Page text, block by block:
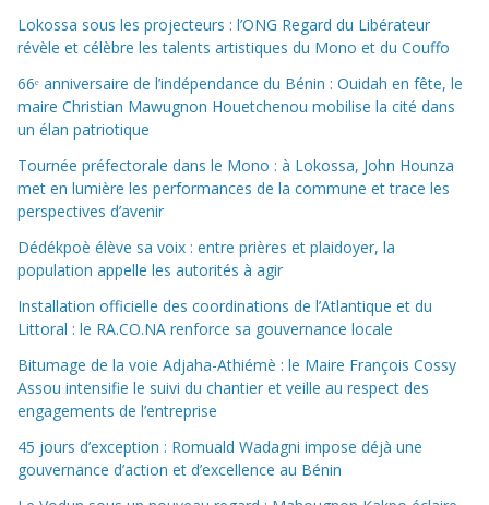
Lokossa sous les projecteurs : l’ONG Regard du Libérateur
révèle et célèbre les talents artistiques du Mono et du Couffo
66ᵉ anniversaire de l’indépendance du Bénin : Ouidah en fête, le
maire Christian Mawugnon Houetchenou mobilise la cité dans
un élan patriotique
Tournée préfectorale dans le Mono : à Lokossa, John Hounza
met en lumière les performances de la commune et trace les
perspectives d’avenir
Dédékpoè élève sa voix : entre prières et plaidoyer, la
population appelle les autorités à agir
Installation officielle des coordinations de l’Atlantique et du
Littoral : le RA.CO.NA renforce sa gouvernance locale
Bitumage de la voie Adjaha-Athiémè : le Maire François Cossy
Assou intensifie le suivi du chantier et veille au respect des
engagements de l’entreprise
45 jours d’exception : Romuald Wadagni impose déjà une
gouvernance d’action et d’excellence au Bénin